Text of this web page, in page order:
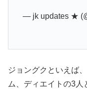
— jk updates ★
ジョングクといえば
ム、ディエイトの3人